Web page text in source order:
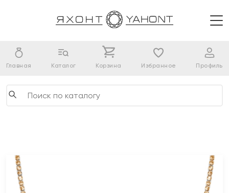
Главная Каталог Корзина Избранное Профиль